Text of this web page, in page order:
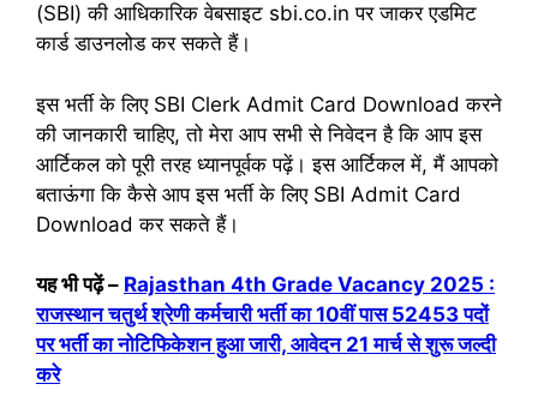
(SBI) की आधिकारिक वेबसाइट sbi.co.in पर जाकर एडमिट
कार्ड डाउनलोड कर सकते हैं।
इस भर्ती के लिए SBI Clerk Admit Card Download करने
की जानकारी चाहिए, तो मेरा आप सभी से निवेदन है कि आप इस
आर्टिकल को पूरी तरह ध्यानपूर्वक पढ़ें। इस आर्टिकल में, मैं आपको
बताऊंगा कि कैसे आप इस भर्ती के लिए SBI Admit Card
Download कर सकते हैं।
यह भी पढ़ें – Rajasthan 4th Grade Vacancy 2025 :
राजस्थान चतुर्थ श्रेणी कर्मचारी भर्ती का 10वीं पास 52453 पदों
पर भर्ती का नोटिफिकेशन हुआ जारी, आवेदन 21 मार्च से शुरू जल्दी
करे